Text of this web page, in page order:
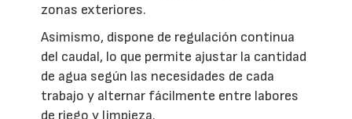
zonas exteriores.
Asimismo, dispone de regulación continua
del caudal, lo que permite ajustar la cantidad
de agua según las necesidades de cada
trabajo y alternar fácilmente entre labores
de riego y limpieza.